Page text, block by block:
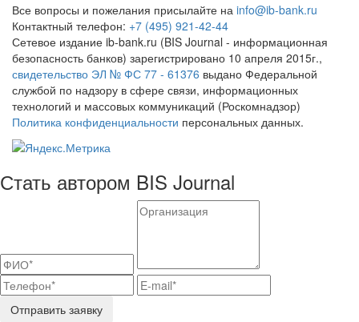
Все вопросы и пожелания присылайте на info@ib-bank.ru
Контактный телефон: +7 (495) 921-42-44
Сетевое издание ib-bank.ru (BIS Journal - информационная
безопасность банков) зарегистрировано 10 апреля 2015г.,
свидетельство ЭЛ № ФС 77 - 61376 выдано Федеральной
службой по надзору в сфере связи, информационных
технологий и массовых коммуникаций (Роскомнадзор)
Политика конфиденциальности персональных данных.
Стать автором BIS Journal
Отправить заявку